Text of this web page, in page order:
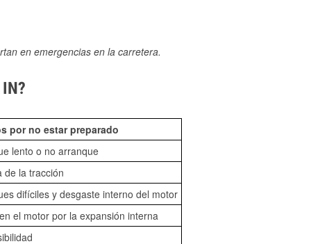
en emergencias en la carretera.
por no estar preparado
lento o no arranque
de la tracción
difíciles y desgaste interno del motor
el motor por la expansión interna